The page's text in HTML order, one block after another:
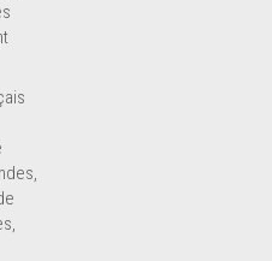
*